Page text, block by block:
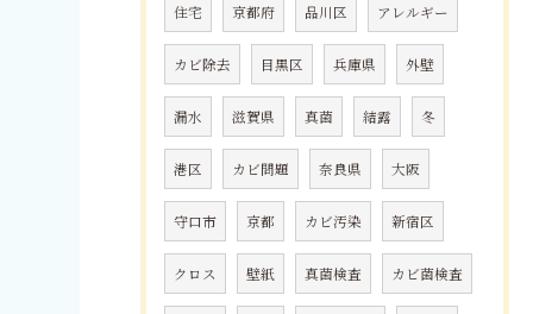
住宅 京都府 品川区 アレルギー
カビ除去 目黒区 兵庫県 外壁
漏水 滋賀県 真菌 結露 冬
港区 カビ問題 奈良県 大阪
守口市 京都 カビ汚染 新宿区
クロス 壁紙 真菌検査 カビ菌検査